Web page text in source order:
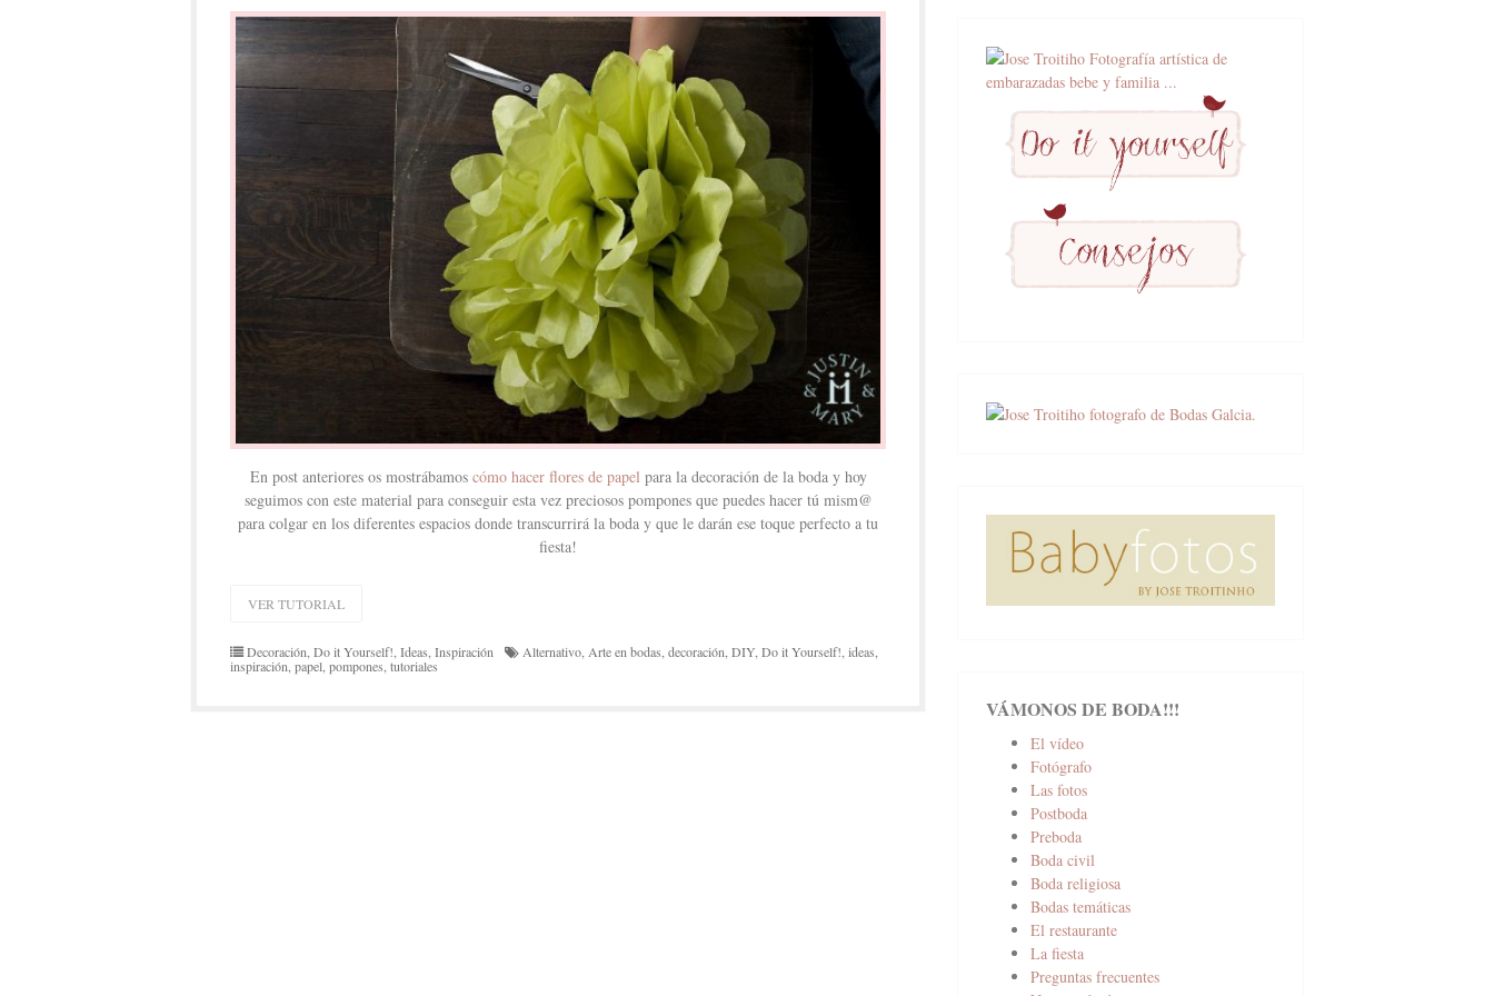
En post anteriores os mostrábamos cómo hacer flores de papel para la decoración de la boda y hoy
seguimos con este material para conseguir esta vez preciosos pompones que puedes hacer tú mism@
para colgar en los diferentes espacios donde transcurrirá la boda y que le darán ese toque perfecto a tu
fiesta!
VER TUTORIAL
Decoración Do it Yourself! Ideas Inspiración Alternativo Arte en bodas decoración DIY Do it Yourself! ideas
inspiración papel pompones tutoriales
VÁMONOS DE BODA!!!
El vídeo
Fotógrafo
Las fotos
Postboda
Preboda
Boda civil
Boda religiosa
Bodas temáticas
El restaurante
La fiesta
Preguntas frecuentes